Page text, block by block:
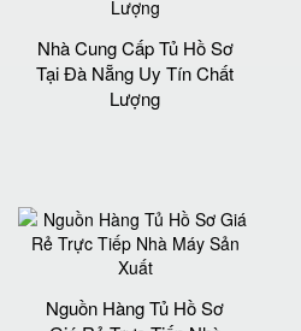
Nhà Cung Cấp Tủ Hồ Sơ
Tại Đà Nẵng Uy Tín Chất
Lượng
Nguồn Hàng Tủ Hồ Sơ